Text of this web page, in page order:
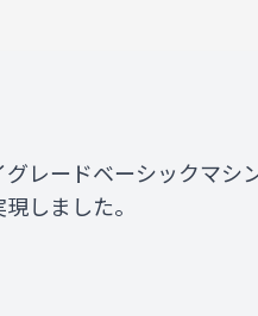
レードベーシックマシ
しました。